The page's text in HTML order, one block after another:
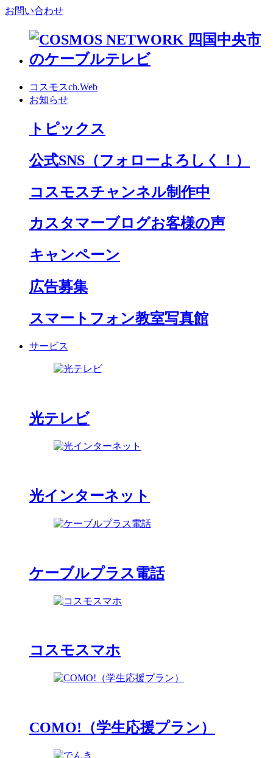
お問い合わせ
コスモスch.Web
お知らせ
トピックス
公式SNS （フォローよろしく！）
コスモスチャンネル制作中
カスタマーブログお客様の声
キャンペーン
広告募集
スマートフォン教室写真館
サービス
光テレビ
光インターネット
ケーブルプラス電話
コスモスマホ
COMO!（学生応援プラン）